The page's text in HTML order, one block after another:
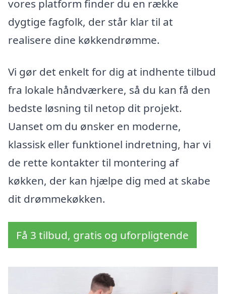
vores platform finder du en række
dygtige fagfolk, der står klar til at
realisere dine køkkendrømme.
Vi gør det enkelt for dig at indhente tilbud
fra lokale håndværkere, så du kan få den
bedste løsning til netop dit projekt.
Uanset om du ønsker en moderne,
klassisk eller funktionel indretning, har vi
de rette kontakter til montering af
køkken, der kan hjælpe dig med at skabe
dit drømmekøkken.
Få 3 tilbud, gratis og uforpligtende